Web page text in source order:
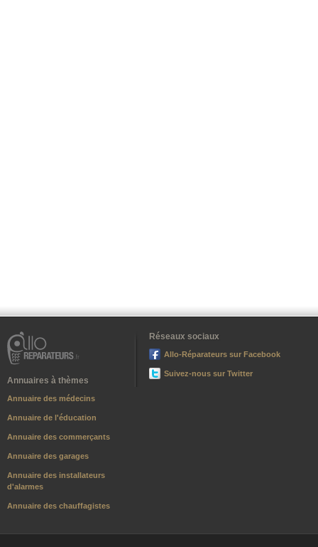
Annuaires à thèmes
Annuaire des médecins
Annuaire de l'éducation
Annuaire des commerçants
Annuaire des garages
Annuaire des installateurs
d'alarmes
Annuaire des chauffagistes
Réseaux sociaux
Allo-Réparateurs sur Facebook
Suivez-nous sur Twitter